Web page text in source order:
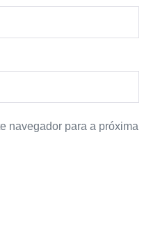
navegador para a próxima